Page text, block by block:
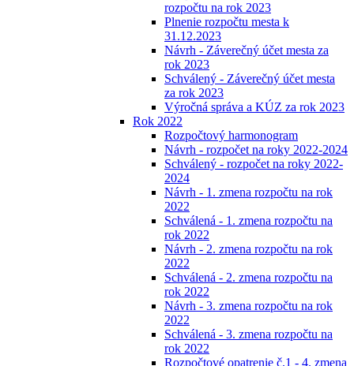
rozpočtu na rok 2023
Plnenie rozpočtu mesta k
31.12.2023
Návrh - Záverečný účet mesta za
rok 2023
Schválený - Záverečný účet mesta
za rok 2023
Výročná správa a KÚZ za rok 2023
Rok 2022
Rozpočtový harmonogram
Návrh - rozpočet na roky 2022-2024
Schválený - rozpočet na roky 2022-
2024
Návrh - 1. zmena rozpočtu na rok
2022
Schválená - 1. zmena rozpočtu na
rok 2022
Návrh - 2. zmena rozpočtu na rok
2022
Schválená - 2. zmena rozpočtu na
rok 2022
Návrh - 3. zmena rozpočtu na rok
2022
Schválená - 3. zmena rozpočtu na
rok 2022
Rozpočtové opatrenie č.1 - 4. zmena